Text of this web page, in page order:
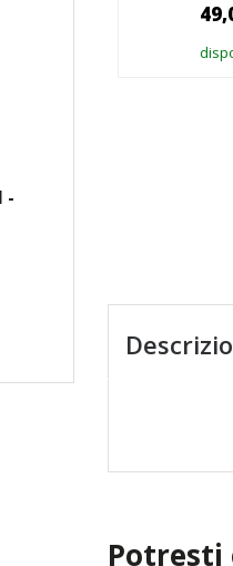
Potresti
-